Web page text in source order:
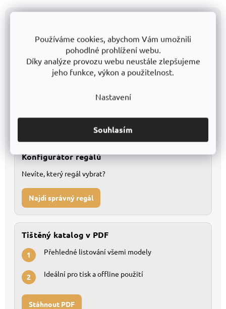
Používáme cookies, abychom Vám umožnili
pohodlné prohlížení webu.
Díky analýze provozu webu neustále zlepšujeme
jeho funkce, výkon a použitelnost.
Nastavení
Souhlasím
Katalog v Excelu
Kompletní databáze pro detailní porovnání
Stáhnout Excel
Konfigurátor regálů
Nevíte, který regál vybrat?
Najdi správný regál
Tištěný katalog v PDF
1 Přehledné listování všemi modely
2 Ideální pro tisk a offline použití
Stáhnout PDF